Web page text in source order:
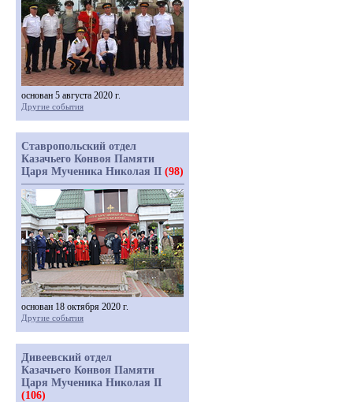
основан 5 августа 2020 г.
Другие события
Ставропольский отдел
Казачьего Конвоя Памяти
Царя Мученика Николая II (98)
основан 18 октября 2020 г.
Другие события
Дивеевский отдел
Казачьего Конвоя Памяти
Царя Мученика Николая II
(106)